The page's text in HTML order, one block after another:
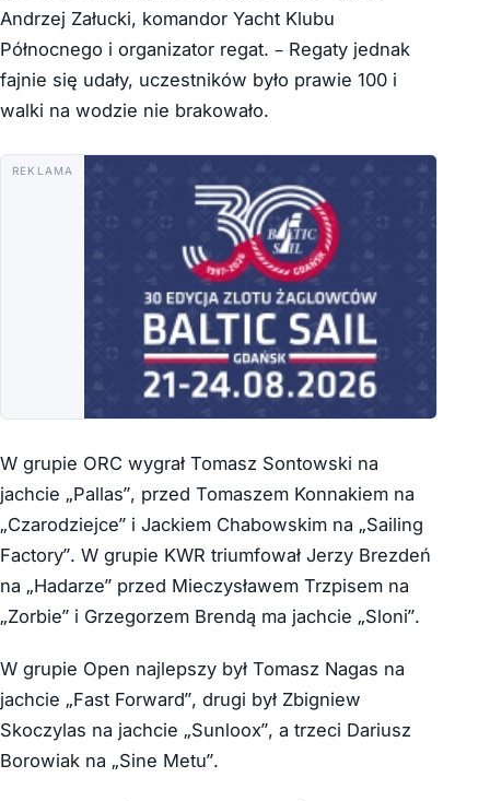
Andrzej Załucki, komandor Yacht Klubu
Północnego i organizator regat. – Regaty jednak
fajnie się udały, uczestników było prawie 100 i
walki na wodzie nie brakowało.
REKLAMA
W grupie ORC wygrał Tomasz Sontowski na
jachcie „Pallas”, przed Tomaszem Konnakiem na
„Czarodziejce” i Jackiem Chabowskim na „Sailing
Factory”. W grupie KWR triumfował Jerzy Brezdeń
na „Hadarze” przed Mieczysławem Trzpisem na
„Zorbie” i Grzegorzem Brendą ma jachcie „Sloni”.
W grupie Open najlepszy był Tomasz Nagas na
jachcie „Fast Forward”, drugi był Zbigniew
Skoczylas na jachcie „Sunloox”, a trzeci Dariusz
Borowiak na „Sine Metu”.